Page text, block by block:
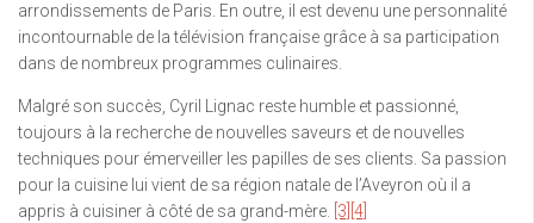
arrondissements de Paris. En outre, il est devenu une personnalité
incontournable de la télévision française grâce à sa participation
dans de nombreux programmes culinaires.
Malgré son succès, Cyril Lignac reste humble et passionné,
toujours à la recherche de nouvelles saveurs et de nouvelles
techniques pour émerveiller les papilles de ses clients. Sa passion
pour la cuisine lui vient de sa région natale de l’Aveyron où il a
appris à cuisiner à côté de sa grand-mère.
[3] [4]